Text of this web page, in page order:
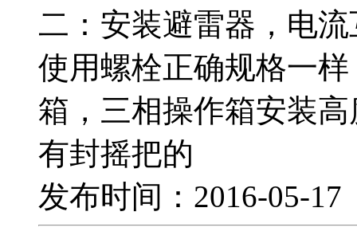
二：安装避雷器，电
使用螺栓正确规格一
箱，三相操作箱安装
有封摇把的
发布时间：2016-05-